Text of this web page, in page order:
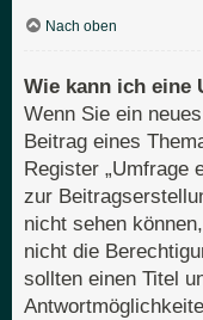
Nach oben
Wie kann ich eine
Wenn Sie ein
Beitrag eines
Register „Umfrage
zur
nicht sehen
nicht die
sollten einen Titel